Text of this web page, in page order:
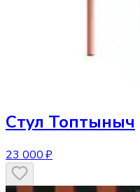
Стул Топтыныч
23 000 ₽